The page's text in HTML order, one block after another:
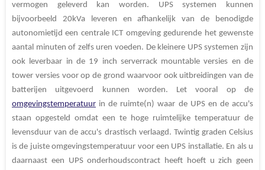
vermogen geleverd kan worden. UPS systemen kunnen
bijvoorbeeld 20kVa leveren en afhankelijk van de benodigde
autonomietijd een centrale ICT omgeving gedurende het gewenste
aantal minuten of zelfs uren voeden. De kleinere UPS systemen zijn
ook leverbaar in de 19 inch serverrack mountable versies en de
tower versies voor op de grond waarvoor ook uitbreidingen van de
batterijen uitgevoerd kunnen worden. Let vooral op de
omgevingstemperatuur in de ruimte(n) waar de UPS en de accu's
staan opgesteld omdat een te hoge ruimtelijke temperatuur de
levensduur van de accu's drastisch verlaagd. Twintig graden Celsius
is de juiste omgevingstemperatuur voor een UPS installatie. En als u
daarnaast een UPS onderhoudscontract heeft hoeft u zich geen